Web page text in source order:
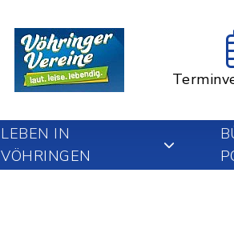
LEBEN IN
VÖHRINGEN